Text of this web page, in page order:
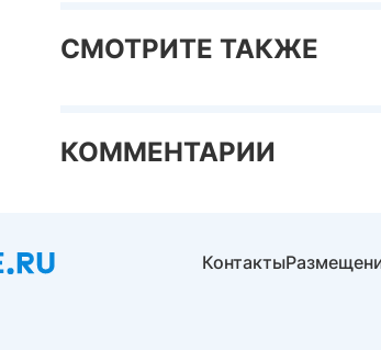
СМОТРИТЕ ТАКЖЕ
КОММЕНТАРИИ
Контакты